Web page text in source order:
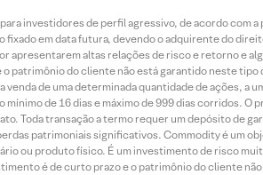
investidores de perfil agressivo, de acordo com
em data futura, devendo o adquirente do
apresentarem altas relações de risco e retorno e
patrimônio do cliente não está garantido neste tipo
de uma determinada quantidade de ações, a
de 16 dias e máximo de 999 dias corridos. O
Toda transação a termo requer um depósito de
patrimoniais significativos. Commodity é um
ou produto físico. É um investimento de risco
é de curto prazo e o patrimônio do cliente